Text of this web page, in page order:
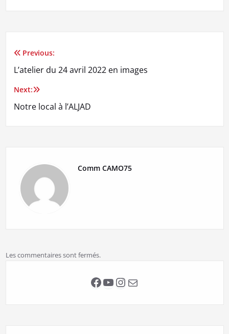
Navigation
de
l’article
Previous:
L’atelier du 24 avril 2022 en images
Next:
Notre local à l’ALJAD
Comm CAMO75
Les commentaires sont fermés.
Facebook
YouTube
Instagram
E-mail